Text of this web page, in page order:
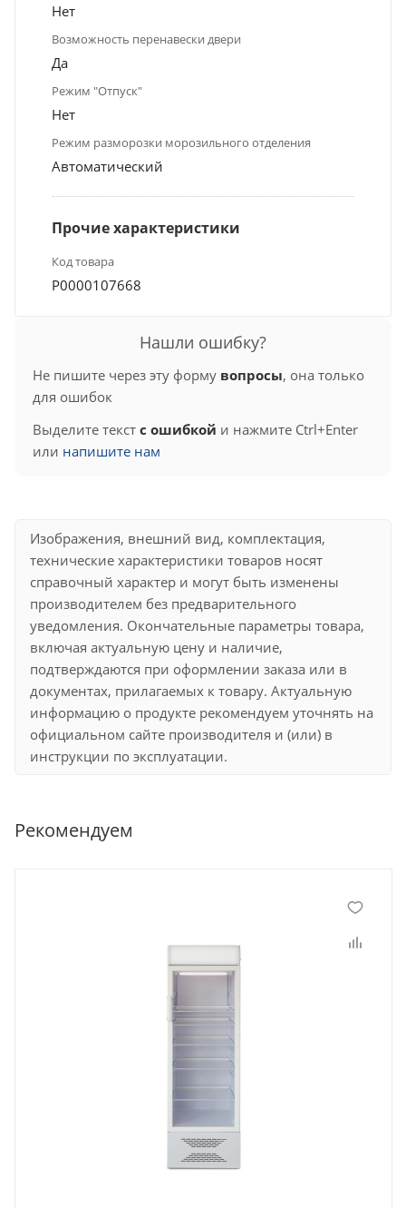
Нет
Возможность перенавески двери
Да
Режим "Отпуск"
Нет
Режим разморозки морозильного отделения
Автоматический
Прочие характеристики
Код товара
Р0000107668
Нашли ошибку?
Не пишите через эту форму вопросы, она только
для ошибок
Выделите текст с ошибкой и нажмите Ctrl+Enter
или напишите нам
Изображения, внешний вид, комплектация,
технические характеристики товаров носят
справочный характер и могут быть изменены
производителем без предварительного
уведомления. Окончательные параметры товара,
включая актуальную цену и наличие,
подтверждаются при оформлении заказа или в
документах, прилагаемых к товару. Актуальную
информацию о продукте рекомендуем уточнять на
официальном сайте производителя и (или) в
инструкции по эксплуатации.
Рекомендуем